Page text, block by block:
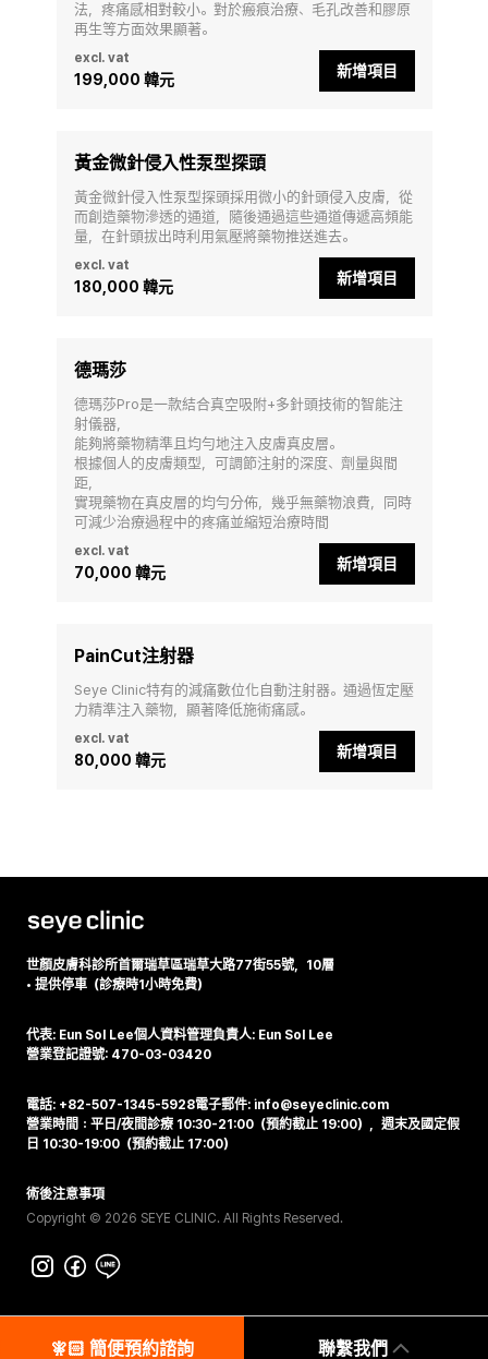
法，疼痛感相對較小。對於瘢痕治療、毛孔改善和膠原
再生等方面效果顯著。
excl. vat
199,000 韓元 新增項目
黃金微針侵入性泵型探頭
黃金微針侵入性泵型探頭採用微小的針頭侵入皮膚，從
而創造藥物滲透的通道，隨後通過這些通道傳遞高頻能
量，在針頭拔出時利用氣壓將藥物推送進去。
excl. vat
180,000 韓元 新增項目
德瑪莎
德瑪莎Pro是一款結合真空吸附+多針頭技術的智能注
射儀器，
能夠將藥物精準且均勻地注入皮膚真皮層。
根據個人的皮膚類型，可調節注射的深度、劑量與間
距，
實現藥物在真皮層的均勻分佈，幾乎無藥物浪費，同時
可減少治療過程中的疼痛並縮短治療時間
excl. vat
70,000 韓元 新增項目
PainCut注射器
Seye Clinic特有的減痛數位化自動注射器。通過恆定壓
力精準注入藥物，顯著降低施術痛感。
excl. vat
80,000 韓元 新增項目
世顏皮膚科診所首爾瑞草區瑞草大路77街55號，10層
• 提供停車（診療時1小時免費）
代表: Eun Sol Lee個人資料管理負責人: Eun Sol Lee
營業登記證號: 470-03-03420
電話: +82-507-1345-5928電子郵件: info@seyeclinic.com
營業時間：平日/夜間診療 10:30-21:00（預約截止 19:00），週末及國定假
日 10:30-19:00（預約截止 17:00）
術後注意事項
Copyright © 2026 SEYE CLINIC. All Rights Reserved.
🧚🏻‍️ 簡便預約諮詢 聯繫我們